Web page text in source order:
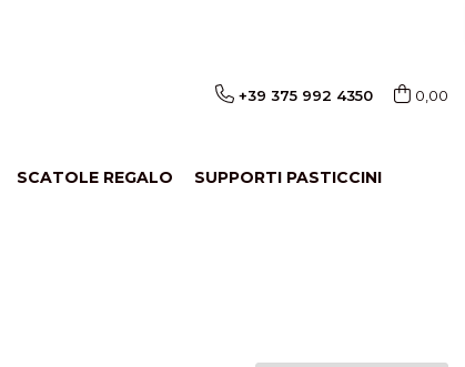
+39 375 992 4350 0,00
SCATOLE REGALO SUPPORTI PASTICCINI